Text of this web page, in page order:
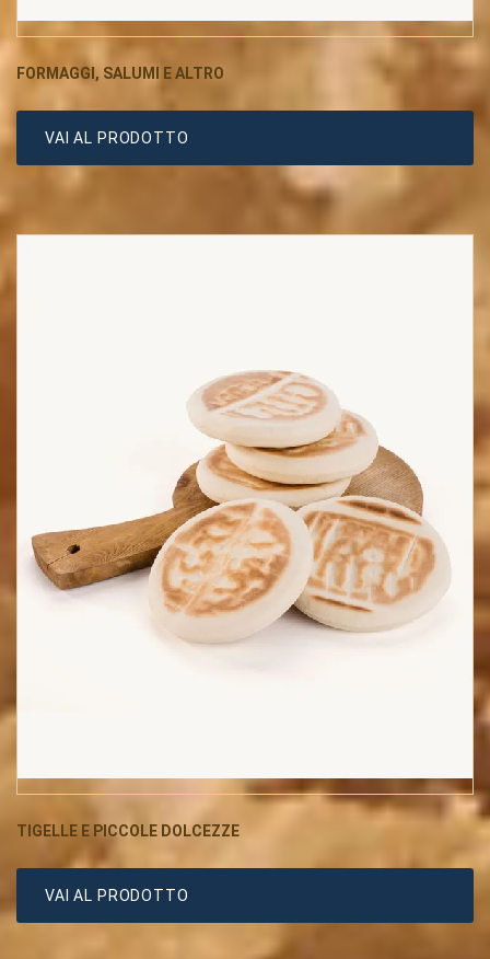
FORMAGGI, SALUMI E ALTRO
VAI AL PRODOTTO
TIGELLE E PICCOLE DOLCEZZE
VAI AL PRODOTTO